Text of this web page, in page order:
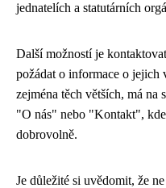
jednatelích a statutárních
Další možností je
požádat o informace o jejich
zejména těch větších, má na
"O nás" nebo "Kontakt",
dobrovolně.
Je důležité si uvědomit, že